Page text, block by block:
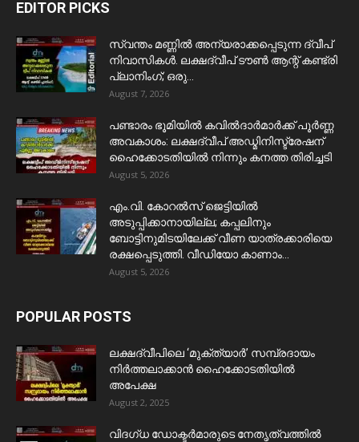
EDITOR PICKS
സ്വന്തം മണ്ണിൽ അന്യരാക്കപ്പെടുന്ന ദ്വീപ്
നിവാസികൾ. ലക്ഷദ്വീപ് ടൗൺ ആന്റ് കണ്ട്രി
പ്ലാനിംഗ്; ഒരു...
August 7, 2026
പണ്ടാരം ഭൂമിയിൽ കവിൽദാർമാർക്ക് പൂർണ്ണ
അവകാശം: ലക്ഷദ്വീപ് അഡ്മിനിസ്ട്രേഷന്
ഹൈക്കോടതിയിൽ നിന്നും കനത്ത തിരിച്ചടി
August 5, 2026
​എം.വി. കോറൽസ് ജെട്ടിയിൽ
അടുപ്പിക്കാനായില്ല; കപ്പലിനും
ബോട്ടിനുമിടയിലേക്ക് വീണ യാത്രക്കാരിയെ
രക്ഷപ്പെടുത്തി. വീഡിയോ കാണാം...
August 5, 2026
POPULAR POSTS
ലക്ഷദ്വീപിലെ ‘മുക്ത്യാർ’ സമ്പ്രദായം
നിർത്തലാക്കാൻ ഹൈക്കോടതിയിൽ
അപേക്ഷ
August 2, 2025
വിദഗ്ധ ഡോക്ടർമാരുടെ നേതൃത്വത്തിൽ